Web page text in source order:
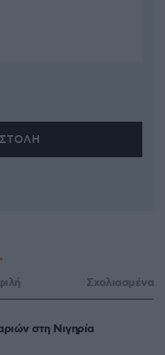
Σχολιασμένα
στη Νιγηρία